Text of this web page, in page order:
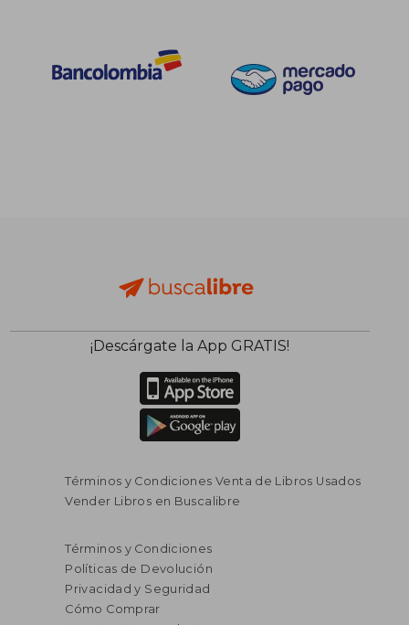
¡Descárgate la App GRATIS!
Términos y Condiciones Venta de Libros Usados
Vender Libros en Buscalibre
Términos y Condiciones
Políticas de Devolución
Privacidad y Seguridad
Cómo Comprar